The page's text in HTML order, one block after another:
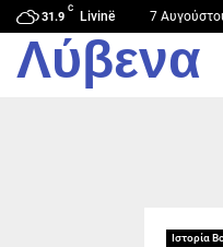
31.9
C
Livinë 7
Λύβενα
Ιστορία